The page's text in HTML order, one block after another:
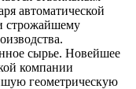
автоматической
строжайшему
сырье. Новейшее
компании
геометрическую